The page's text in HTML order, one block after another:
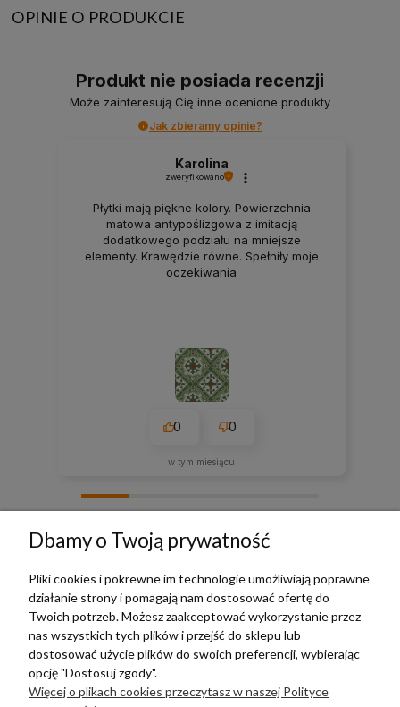
OPINIE O PRODUKCIE
Produkt nie posiada recenzji
Może zainteresują Cię inne ocenione produkty
Jak zbieramy opinie?
Karolina
zweryfikowano
Płytki mają piękne kolory. Powierzchnia
matowa antypoślizgowa z imitacją
dodatkowego podziału na mniejsze
elementy. Krawędzie równe. Spełniły moje
oczekiwania
0 0
w tym miesiącu
TERRADECO
BAZA WIEDZY
PŁATNOŚCI I DOSTAWA
Dbamy o Twoją prywatność
Pliki cookies i pokrewne im technologie umożliwiają poprawne
działanie strony i pomagają nam dostosować ofertę do
Twoich potrzeb. Możesz zaakceptować wykorzystanie przez
nas wszystkich tych plików i przejść do sklepu lub
dostosować użycie plików do swoich preferencji, wybierając
opcję "Dostosuj zgody".
Więcej o plikach cookies przeczytasz w naszej Polityce